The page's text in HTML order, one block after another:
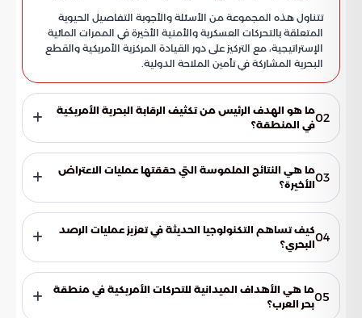
تتناول هذه المجموعة من الأسئلة والأجوبة التفاصيل الحيوية
المتعلقة بالتحركات العسكرية والأمنية الأخيرة في الممرات المائية
الإستراتيجية، مع التركيز على دور القيادة المركزية الأمريكية والقطع
البحرية المشاركة في تأمين الملاحة الدولية.
02ما هو الهدف الرئيس من تكثيف الرقابة البحرية الأمريكية
في المنطقة؟
تهدف هذه العمليات المكثفة التي تقودها القيادة المركزية
الأمريكية (سنتكوم) إلى إحكام القبضة الأمنية على المسارات
الملاحية الأكثر حيوية في العالم. وتسعى الإستراتيجية الشاملة إلى
العالمية دون عوائق، وحماية الممرات الجيو-إستراتيجية الحساسة
من أي أنشطة قد تهدد استقرار الملاحة الدولية.
03ما هي النتائج الملموسة التي حققتها عمليات الاعتراض
الأخيرة؟
أثمرت الجهود الأمنية عن نتائج دقيقة شملت اعتراض مسارات 57
سفينة تجارية وتغيير اتجاهاتها لضمان سلامة الملاحة. بالإضافة إلى
ذلك، تم إيقاف 3 سفن عن العمل بشكل نهائي ومنعها من عبور
الممرات المستهدفة، مع رصد وتوثيق مخالفات أمنية جسيمة
كانت تشكل تهديداً مباشراً لاستقرار حركة السفن في المنطقة.
04كيف تساهم التكنولوجيا الحديثة في تعزيز عمليات الرصد
البحري؟
تعتمد القوات البحرية على منظومة تكنولوجية متطورة توفر رصداً
لحظياً دقيقاً لكافة التحركات في الممرات المائية. تتيح هذه الأنظمة
فحص وتقييم كل شحنة بدقة متناهية لضمان عدم تجاوز05ما هي الأهداف الميدانية للتحركات الأمريكية في منطقة
بحر العرب؟